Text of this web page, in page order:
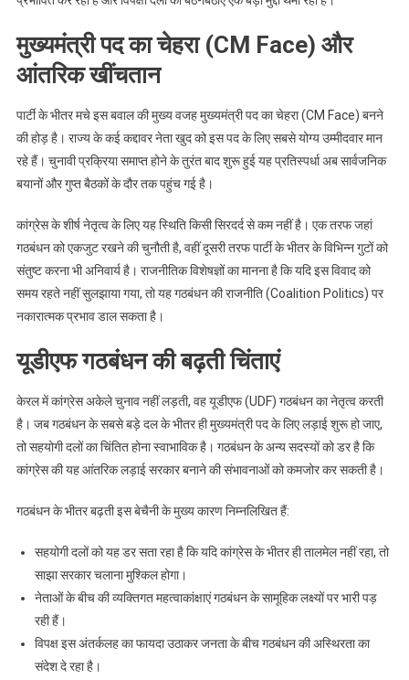
मुख्यमंत्री पद का चेहरा (CM Face) और
आंतरिक खींचतान
पार्टी के भीतर मचे इस बवाल की मुख्य वजह मुख्यमंत्री पद का चेहरा (CM Face) बनने
की होड़ है। राज्य के कई कद्दावर नेता खुद को इस पद के लिए सबसे योग्य उम्मीदवार मान
रहे हैं। चुनावी प्रक्रिया समाप्त होने के तुरंत बाद शुरू हुई यह प्रतिस्पर्धा अब सार्वजनिक
बयानों और गुप्त बैठकों के दौर तक पहुंच गई है।
कांग्रेस के शीर्ष नेतृत्व के लिए यह स्थिति किसी सिरदर्द से कम नहीं है। एक तरफ जहां
गठबंधन को एकजुट रखने की चुनौती है, वहीं दूसरी तरफ पार्टी के भीतर के विभिन्न गुटों को
संतुष्ट करना भी अनिवार्य है। राजनीतिक विशेषज्ञों का मानना है कि यदि इस विवाद को
समय रहते नहीं सुलझाया गया, तो यह गठबंधन की राजनीति (Coalition Politics) पर
नकारात्मक प्रभाव डाल सकता है।
यूडीएफ गठबंधन की बढ़ती चिंताएं
केरल में कांग्रेस अकेले चुनाव नहीं लड़ती, वह यूडीएफ (UDF) गठबंधन का नेतृत्व करती
है। जब गठबंधन के सबसे बड़े दल के भीतर ही मुख्यमंत्री पद के लिए लड़ाई शुरू हो जाए,
तो सहयोगी दलों का चिंतित होना स्वाभाविक है। गठबंधन के अन्य सदस्यों को डर है कि
कांग्रेस की यह आंतरिक लड़ाई सरकार बनाने की संभावनाओं को कमजोर कर सकती है।
गठबंधन के भीतर बढ़ती इस बेचैनी के मुख्य कारण निम्नलिखित हैं:
सहयोगी दलों को यह डर सता रहा है कि यदि कांग्रेस के भीतर ही तालमेल नहीं रहा, तो
साझा सरकार चलाना मुश्किल होगा।
नेताओं के बीच की व्यक्तिगत महत्वाकांक्षाएं गठबंधन के सामूहिक लक्ष्यों पर भारी पड़
रही हैं।
विपक्ष इस अंतर्कलह का फायदा उठाकर जनता के बीच गठबंधन की अस्थिरता का
संदेश दे रहा है।